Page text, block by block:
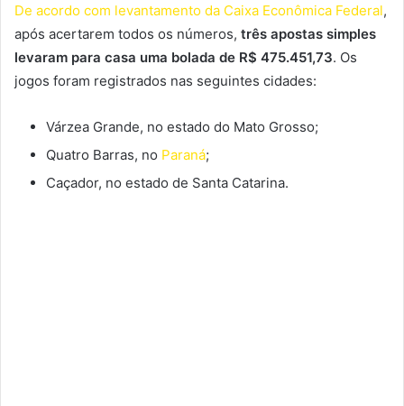
De acordo com levantamento da Caixa Econômica Federal,
após acertarem todos os números, três apostas simples
levaram para casa uma bolada de R$ 475.451,73. Os
jogos foram registrados nas seguintes cidades:
Várzea Grande, no estado do Mato Grosso;
Quatro Barras, no Paraná;
Caçador, no estado de Santa Catarina.